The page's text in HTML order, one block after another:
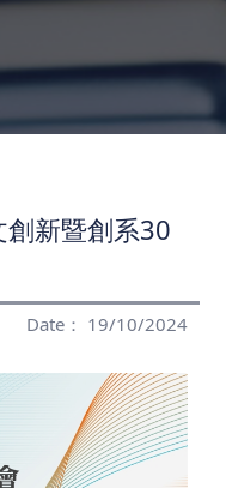
新暨創系30
Date： 19/10/2024